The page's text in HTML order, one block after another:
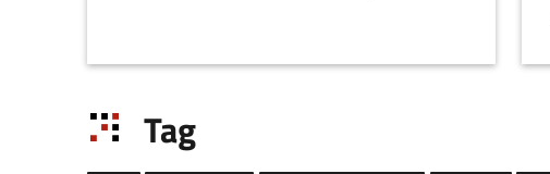
proprie informazioni, indipendentemente dalla
Tag